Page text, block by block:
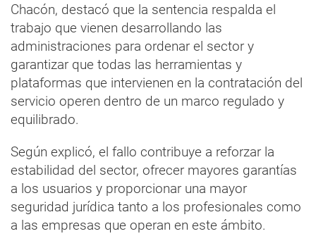
Chacón, destacó que la sentencia respalda el
trabajo que vienen desarrollando las
administraciones para ordenar el sector y
garantizar que todas las herramientas y
plataformas que intervienen en la contratación del
servicio operen dentro de un marco regulado y
equilibrado.
Según explicó, el fallo contribuye a reforzar la
estabilidad del sector, ofrecer mayores garantías
a los usuarios y proporcionar una mayor
seguridad jurídica tanto a los profesionales como
a las empresas que operan en este ámbito.